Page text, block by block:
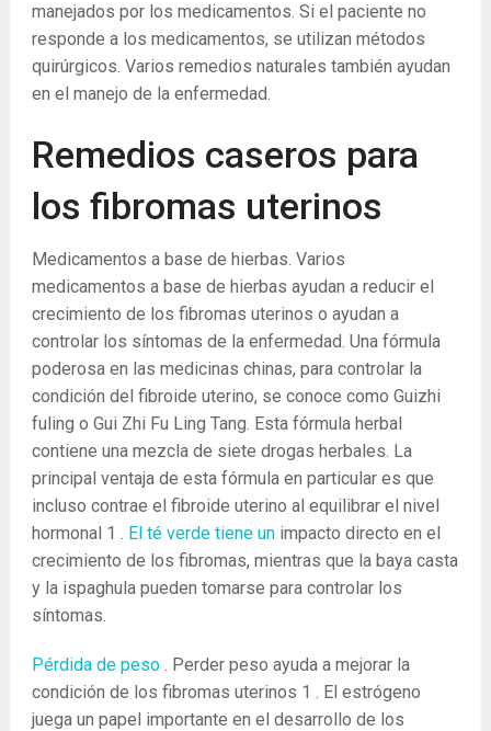
manejados por los medicamentos. Si el paciente no
responde a los medicamentos, se utilizan métodos
quirúrgicos. Varios remedios naturales también ayudan
en el manejo de la enfermedad.
Remedios caseros para
los fibromas uterinos
Medicamentos a base de hierbas. Varios
medicamentos a base de hierbas ayudan a reducir el
crecimiento de los fibromas uterinos o ayudan a
controlar los síntomas de la enfermedad. Una fórmula
poderosa en las medicinas chinas, para controlar la
condición del fibroide uterino, se conoce como Guizhi
fuling o Gui Zhi Fu Ling Tang. Esta fórmula herbal
contiene una mezcla de siete drogas herbales. La
principal ventaja de esta fórmula en particular es que
incluso contrae el fibroide uterino al equilibrar el nivel
hormonal 1 . El té verde tiene unimpacto directo en el
crecimiento de los fibromas, mientras que la baya casta
y la ispaghula pueden tomarse para controlar los
síntomas.
Pérdida de peso. Perder peso ayuda a mejorar la
condición de los fibromas uterinos 1 . El estrógeno
juega un papel importante en el desarrollo de los